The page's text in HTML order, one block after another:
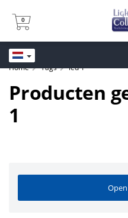
0
0
Home Tags led 1
Producten
1